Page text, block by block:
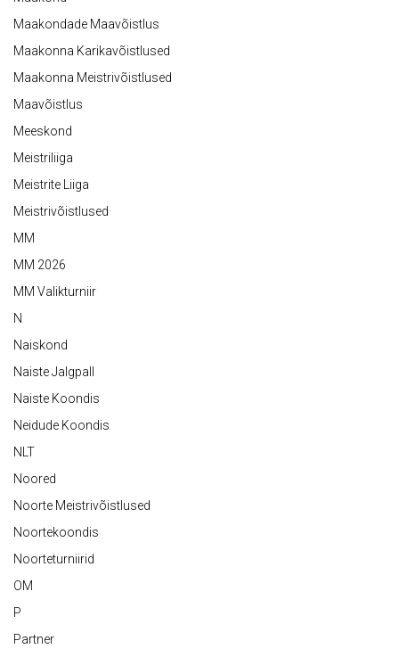
Maakondade Maavõistlus
Maakonna Karikavõistlused
Maakonna Meistrivõistlused
Maavõistlus
Meeskond
Meistriliiga
Meistrite Liiga
Meistrivõistlused
MM
MM 2026
MM Valikturniir
N
Naiskond
Naiste Jalgpall
Naiste Koondis
Neidude Koondis
NLT
Noored
Noorte Meistrivõistlused
Noortekoondis
Noorteturniirid
OM
P
Partner